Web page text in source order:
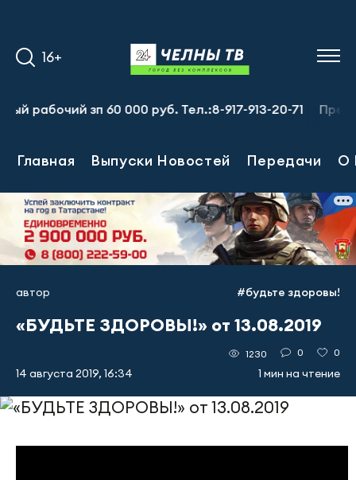
16+
зп 60 000 руб. Тел.:8-917-913-20-71
Главная Выпуски Новостей Передачи О
автор #будьте здоровы!
«БУДЬТЕ ЗДОРОВЫ!» от 13.08.2019
14 августа 2019, 16:34
1230 0 0
1 мин на чтение